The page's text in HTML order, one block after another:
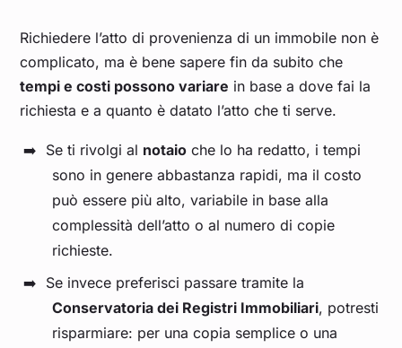
Richiedere l’atto di provenienza di un immobile non è
complicato, ma è bene sapere fin da subito che
tempi e costi possono variare in base a dove fai la
richiesta e a quanto è datato l’atto che ti serve.
Se ti rivolgi al notaio che lo ha redatto, i tempi
sono in genere abbastanza rapidi, ma il costo
può essere più alto, variabile in base alla
complessità dell’atto o al numero di copie
richieste.
Se invece preferisci passare tramite la
Conservatoria dei Registri Immobiliari, potresti
risparmiare: per una copia semplice o una